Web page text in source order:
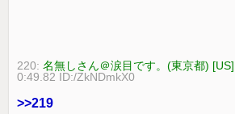
220:名無しさん＠涙目です。(東京都) [US]
0:49.82 ID:/ZkNDmkX0
>>219